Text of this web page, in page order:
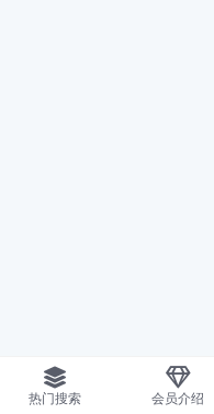
热门搜索 会员介绍